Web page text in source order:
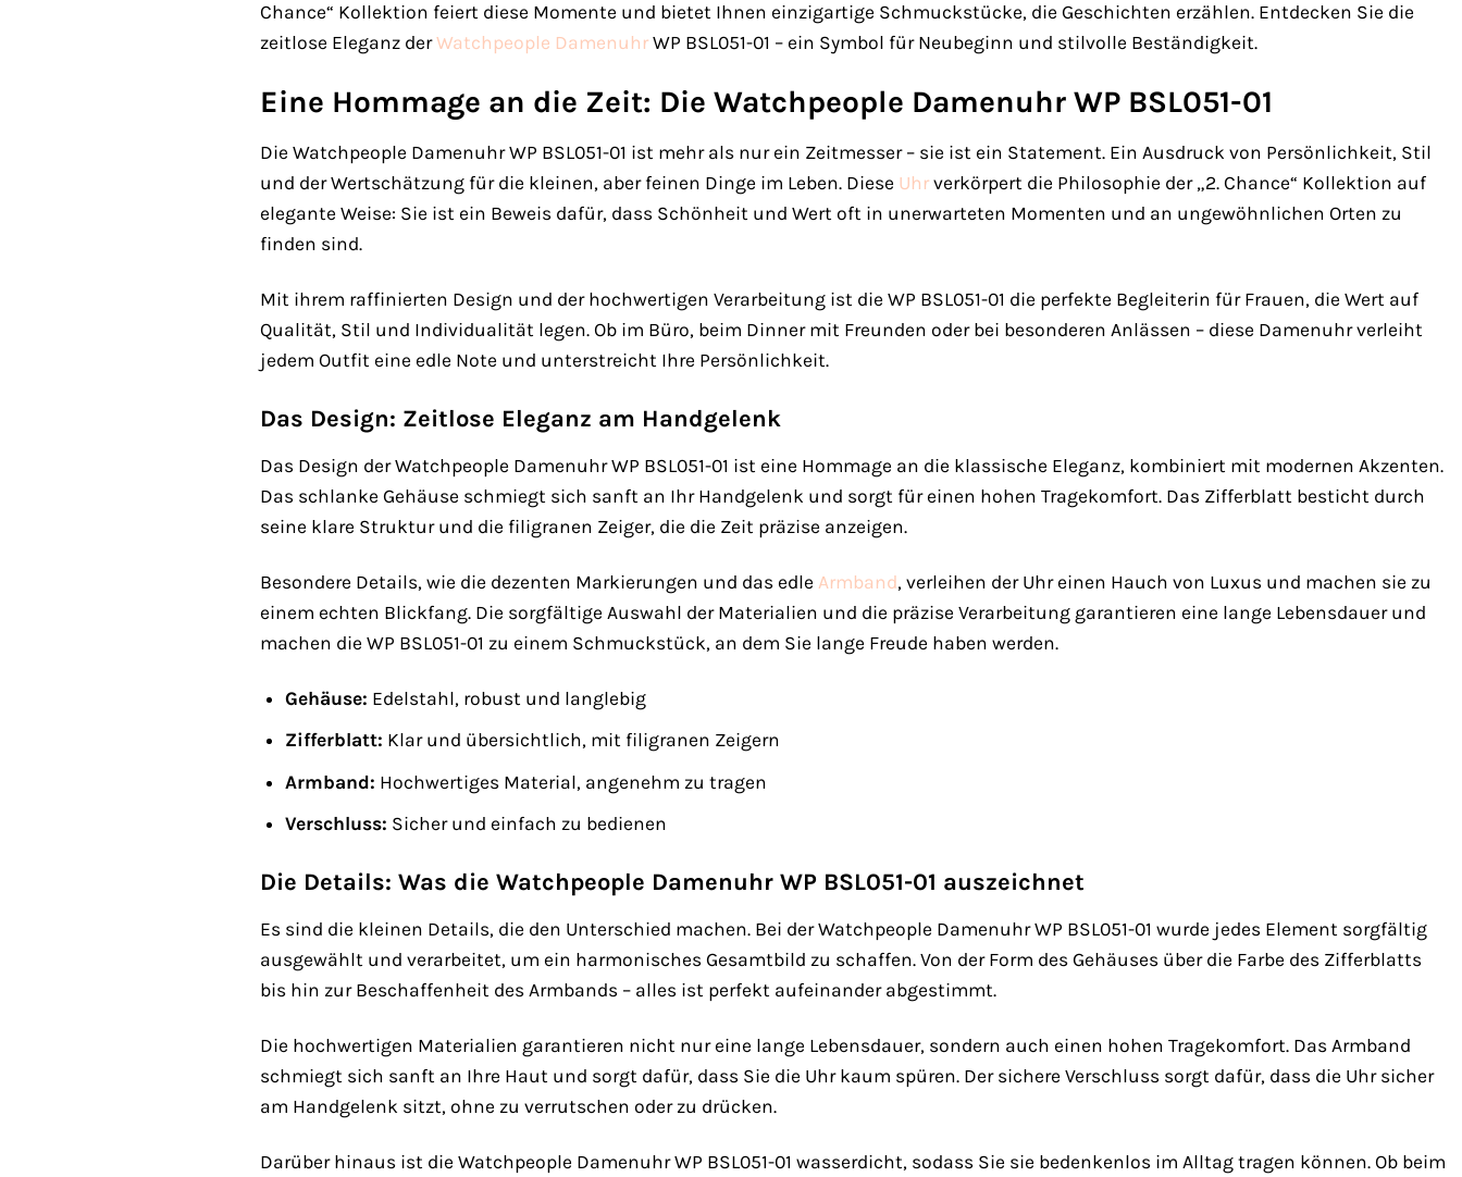
Chance“ Kollektion feiert diese Momente und bietet Ihnen einzigartige Schmuckstücke, die Geschichten erzählen. Entdecken Sie die
zeitlose Eleganz derWatchpeople Damenuhr WP BSL051-01 – ein Symbol für Neubeginn und stilvolle Beständigkeit.
Eine Hommage an die Zeit: Die Watchpeople Damenuhr WP BSL051-01
Die Watchpeople Damenuhr WP BSL051-01 ist mehr als nur ein Zeitmesser – sie ist ein Statement. Ein Ausdruck von Persönlichkeit, Stil
und der Wertschätzung für die kleinen, aber feinen Dinge im Leben. Diese Uhr verkörpert die Philosophie der „2. Chance“ Kollektion auf
elegante Weise: Sie ist ein Beweis dafür, dass Schönheit und Wert oft in unerwarteten Momenten und an ungewöhnlichen Orten zu
finden sind.
Mit ihrem raffinierten Design und der hochwertigen Verarbeitung ist die WP BSL051-01 die perfekte Begleiterin für Frauen, die Wert auf
Qualität, Stil und Individualität legen. Ob im Büro, beim Dinner mit Freunden oder bei besonderen Anlässen – diese Damenuhr verleiht
jedem Outfit eine edle Note und unterstreicht Ihre Persönlichkeit.
Das Design: Zeitlose Eleganz am Handgelenk
Das Design der Watchpeople Damenuhr WP BSL051-01 ist eine Hommage an die klassische Eleganz, kombiniert mit modernen Akzenten.
Das schlanke Gehäuse schmiegt sich sanft an Ihr Handgelenk und sorgt für einen hohen Tragekomfort. Das Zifferblatt besticht durch
seine klare Struktur und die filigranen Zeiger, die die Zeit präzise anzeigen.
Besondere Details, wie die dezenten Markierungen und das edle Armband, verleihen der Uhr einen Hauch von Luxus und machen sie zu
einem echten Blickfang. Die sorgfältige Auswahl der Materialien und die präzise Verarbeitung garantieren eine lange Lebensdauer und
machen die WP BSL051-01 zu einem Schmuckstück, an dem Sie lange Freude haben werden.
Gehäuse: Edelstahl, robust und langlebig
Zifferblatt: Klar und übersichtlich, mit filigranen Zeigern
Armband: Hochwertiges Material, angenehm zu tragen
Verschluss: Sicher und einfach zu bedienen
Die Details: Was die Watchpeople Damenuhr WP BSL051-01 auszeichnet
Es sind die kleinen Details, die den Unterschied machen. Bei der Watchpeople Damenuhr WP BSL051-01 wurde jedes Element sorgfältig
ausgewählt und verarbeitet, um ein harmonisches Gesamtbild zu schaffen. Von der Form des Gehäuses über die Farbe des Zifferblatts
bis hin zur Beschaffenheit des Armbands – alles ist perfekt aufeinander abgestimmt.
Die hochwertigen Materialien garantieren nicht nur eine lange Lebensdauer, sondern auch einen hohen Tragekomfort. Das Armband
schmiegt sich sanft an Ihre Haut und sorgt dafür, dass Sie die Uhr kaum spüren. Der sichere Verschluss sorgt dafür, dass die Uhr sicher
am Handgelenk sitzt, ohne zu verrutschen oder zu drücken.
Darüber hinaus ist die Watchpeople Damenuhr WP BSL051-01 wasserdicht, sodass Sie sie bedenkenlos im Alltag tragen können. Ob beim